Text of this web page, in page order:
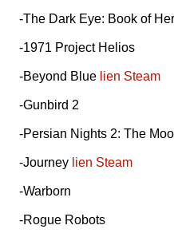
-The Dark Eye: Book of
-1971 Project Helios
-Beyond Blue lien Steam
-Gunbird 2
-Persian Nights 2: The
-Journey lien Steam
-Warborn
-Rogue Robots